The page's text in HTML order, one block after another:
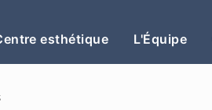
esthétique L'Équipe